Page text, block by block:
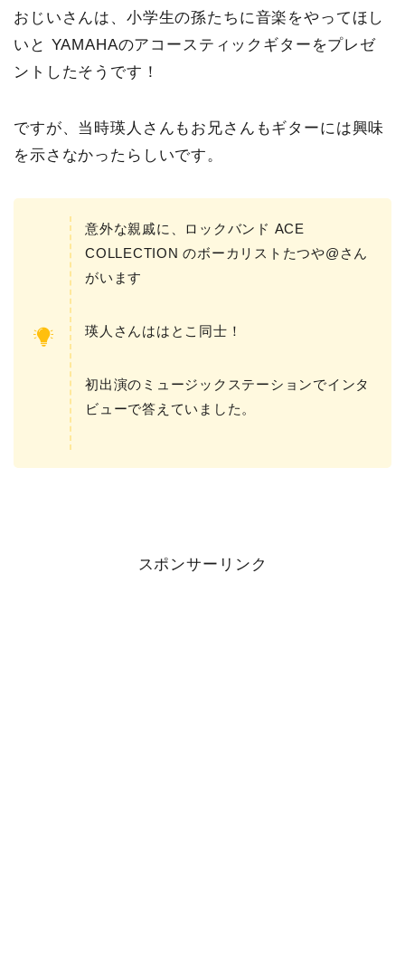
おじいさんは、小学生の孫たちに音楽をやってほし
いと YAMAHAのアコースティックギターをプレゼ
ントしたそうです！
ですが、当時瑛人さんもお兄さんもギターには興味
を示さなかったらしいです。
意外な親戚に、ロックバンド ACE
COLLECTION のボーカリストたつや@さん
がいます
瑛人さんははとこ同士！
初出演のミュージックステーションでインタ
ビューで答えていました。
スポンサーリンク